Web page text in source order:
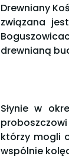
Drewniany
związana
drewnianą
Słynie w
którzy mogli
wspólnie